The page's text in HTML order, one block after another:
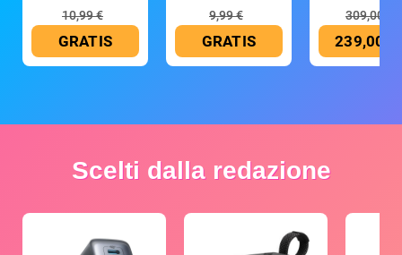
10,99 €
GRATIS
9,99 €
GRATIS
309,00 €
239,00 €
Scelti dalla redazione